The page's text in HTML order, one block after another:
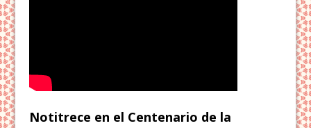
Notitrece en el Centenario de la